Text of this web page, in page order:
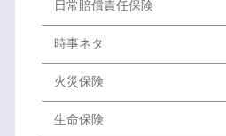
日常賠償責任保険
時事ネタ
火災保険
生命保険